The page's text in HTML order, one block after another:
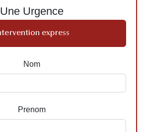
Une Urgence
express
Nom
Prenom